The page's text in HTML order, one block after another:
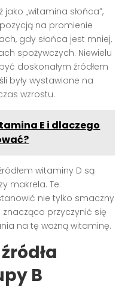
jako „witamina słońca”,
na promienie
gdy słońca jest mniej,
spożywczych. Niewielu
doskonałym źródłem
były wystawione na
wzrostu.
E i dlaczego
witaminy D są
makrela. Te
nie tylko smaczny
przyczynić się
na tę ważną witaminę.
B